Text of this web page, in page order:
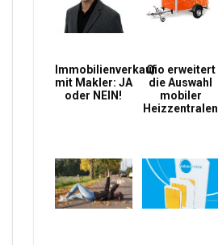
Immobilienverkauf
mit Makler: JA
oder NEIN!
Qio erweitert
die Auswahl
mobiler
Heizzentralen